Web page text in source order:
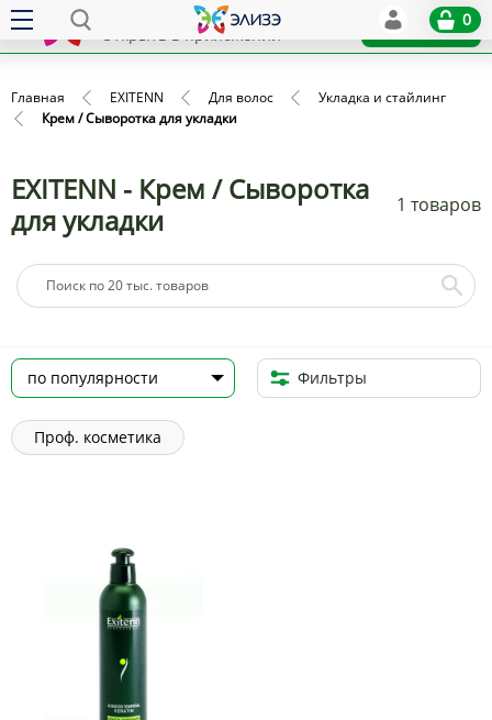
x
Открыть в приложении
Установить
0
Главная EXITENN Для волос
Укладка и стайлинг
Крем / Сыворотка для укладки
EXITENN - Крем / Сыворотка
для укладки
1 товаров
Фильтры
Проф. косметика